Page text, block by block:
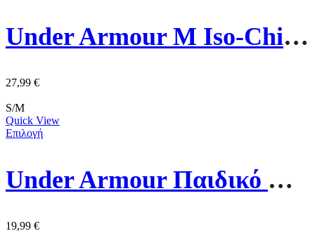
Under Armour M Iso-Chill Armourvent Καπέλο 1383440-001 Μαύρο
27,99 €
S/M
Quick View
Επιλογή
Under Armour Παιδικό Καπέλο Jockey Υφασμάτινο 1376708-411 Μπλε
19,99 €